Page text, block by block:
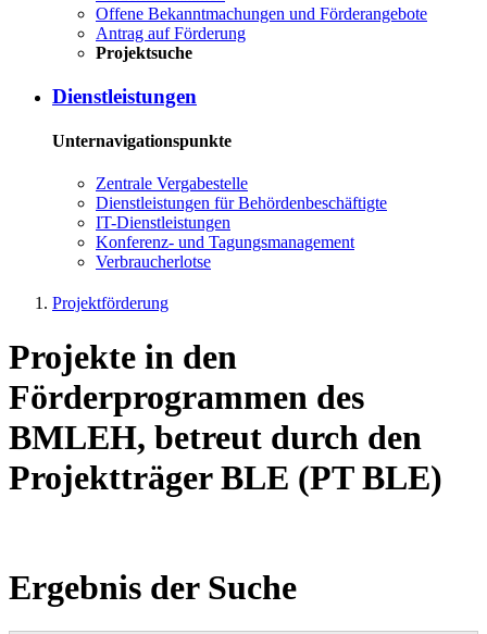
Of­fe­ne Be­kannt­ma­chun­gen und För­der­an­ge­bo­te
An­trag auf För­de­rung
Pro­jekt­su­che
Dienst­leis­tun­gen
Unternavigationspunkte
Zen­tra­le Ver­ga­be­stel­le
Dienst­leis­tun­gen für Be­hör­den­be­schäf­tig­te
IT-Dienst­leis­tun­gen
Kon­fe­renz- und Tagungs­management
Ver­brau­cher­lot­se
Projektförderung
Projekte in den
Förderprogrammen des
BMLEH, betreut durch den
Projektträger BLE (PT BLE)
Ergebnis der Suche